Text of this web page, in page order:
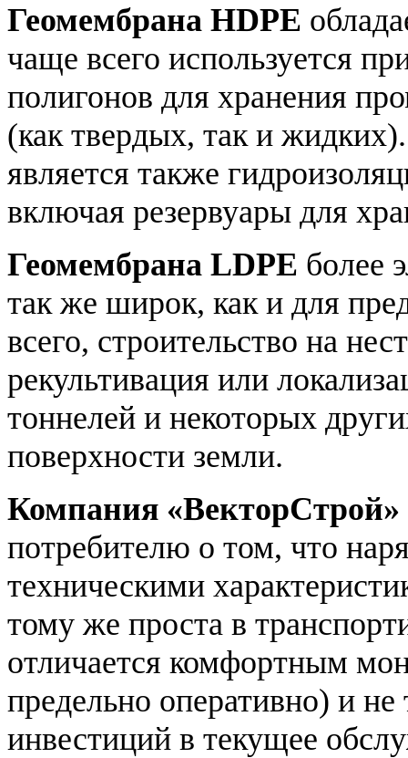
Геомембрана HDPE
чаще всего используется
полигонов для хранения
(как твердых, так и
является также
включая резервуары для
Геомембрана LDPE более
так же широк, как и для
всего, строительство на
рекультивация или
тоннелей и некоторых
поверхности земли.
Компания «ВекторСтрой»
потребителю о том, что
техническими
тому же проста в
отличается комфортным
предельно оперативно) и
инвестиций в текущее